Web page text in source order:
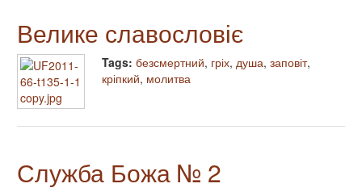
Велике славословіє
Tags: безсмертний, гріх, душа, заповіт,
кріпкий, молитва
Служба Божа № 2